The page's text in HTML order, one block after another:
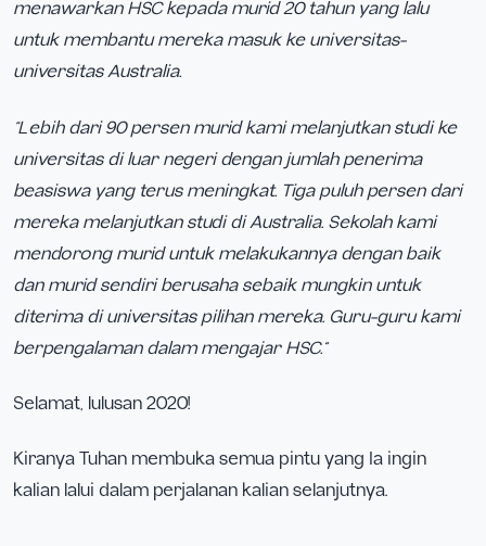
menawarkan HSC kepada murid 20 tahun yang lalu
untuk membantu mereka masuk ke universitas-
universitas Australia.
“Lebih dari 90 persen murid kami melanjutkan studi ke
universitas di luar negeri dengan jumlah penerima
beasiswa yang terus meningkat. Tiga puluh persen dari
mereka melanjutkan studi di Australia. Sekolah kami
mendorong murid untuk melakukannya dengan baik
dan murid sendiri berusaha sebaik mungkin untuk
diterima di universitas pilihan mereka. Guru-guru kami
berpengalaman dalam mengajar HSC.”
Selamat, lulusan 2020!
Kiranya Tuhan membuka semua pintu yang Ia ingin
kalian lalui dalam perjalanan kalian selanjutnya.